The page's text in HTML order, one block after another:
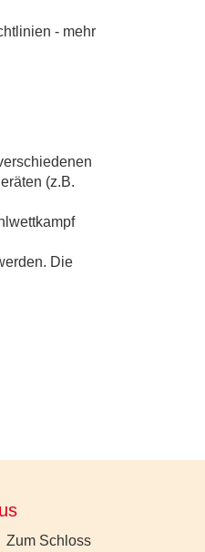
- mehr
(z.B.
Die
Zum Schloss